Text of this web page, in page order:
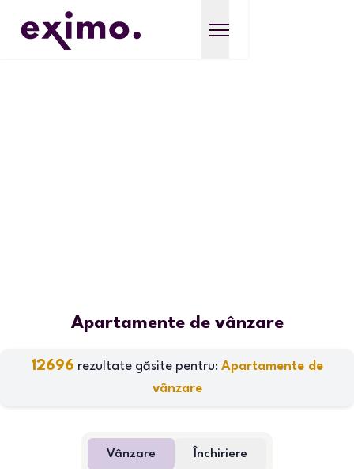
Apartamente de vânzare
12696 rezultate găsite pentru: Apartamente de
vânzare
Vânzare Închiriere